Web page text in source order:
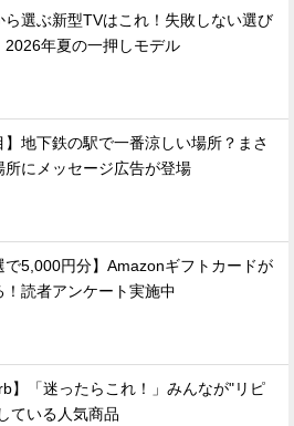
ら選ぶ新型TVはこれ！失敗しない選び
2026年夏の一押しモデル
】地下鉄の駅で一番涼しい場所？まさ
所にメッセージ広告が登場
で5,000円分】Amazonギフトカードが
！読者アンケート実施中
】「迷ったらこれ！」みんなが"リピ
ている人気商品